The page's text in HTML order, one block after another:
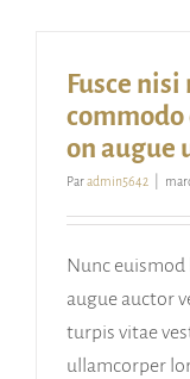
Fusce
on augue
Paradmin5642
Nunc
augue auctor
turpis vitae
ullamcorper